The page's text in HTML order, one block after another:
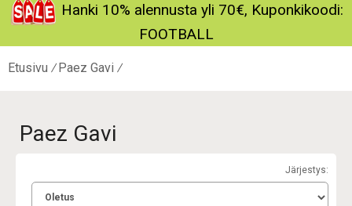
Hanki 10% alennusta yli 70€, Kuponkikoodi:
FOOTBALL
Etusivu Paez Gavi
Paez Gavi
Järjestys: